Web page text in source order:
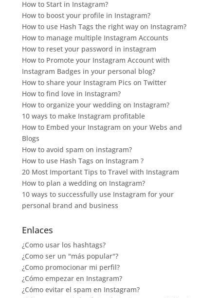
How to Start in Instagram?
How to boost your profile in Instagram?
How to use Hash Tags the right way on Instagram?
How to manage multiple Instagram Accounts
How to reset your password in instagram
How to Promote your Instagram Account with
Instagram Badges in your personal blog?
How to share your Instagram Pics on Twitter
How to find love in Instagram?
How to organize your wedding on Instagram?
10 ways to make Instagram profitable
How to Embed your Instagram on your Webs and
Blogs
How to avoid spam on instagram?
How to use Hash Tags on Instagram ?
20 Most Important Tips to Travel with Instagram
How to plan a wedding on Instagram?
10 ways to successfully use Instagram for your
personal brand and business
Enlaces
¿Como usar los hashtags?
¿Como ser un "más popular"?
¿Como promocionar mi perfil?
¿Cómo empezar en Instagram?
¿Cómo evitar el spam en Instagram?